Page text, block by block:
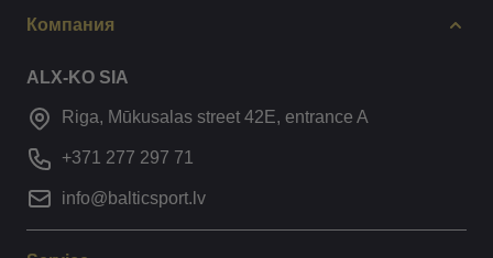
Компания
ALX-KO SIA
Riga, Mūkusalas street 42E, entrance A
+371 277 297 71
info@balticsport.lv